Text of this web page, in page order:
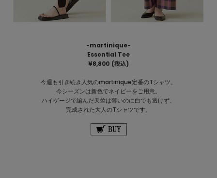
-martinique-
Essential Tee
¥8,800 (税込)
今週も引き続き人気のmartinique定番のTシャツ。
今シーズンは新色でネイビーをご用意。
ハイゲージで編んだ天竺は薄いのに白でも透けず、
完成された大人のTシャツです。